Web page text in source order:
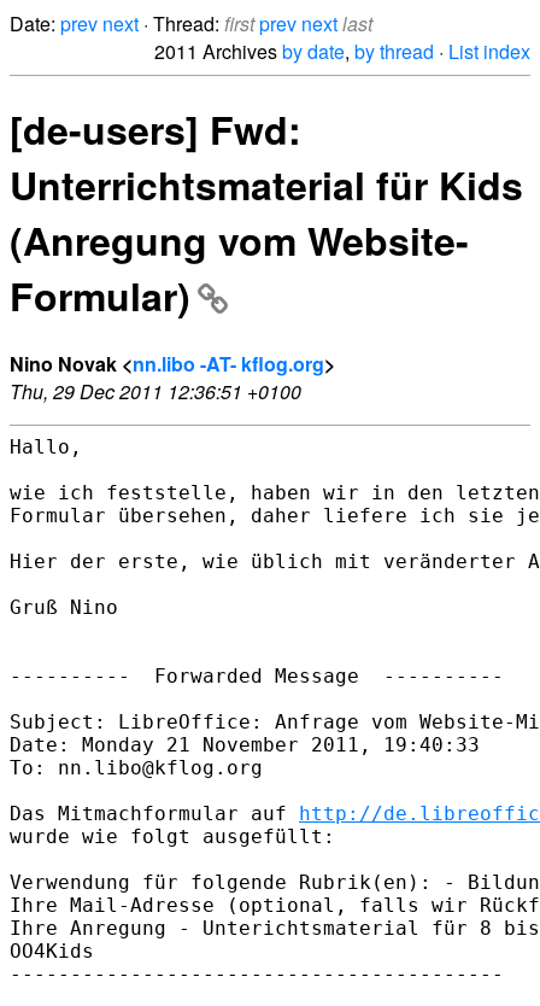
Date: prev next · Thread: firstprev nextlast
2011 Archivesby date, by thread · List index
[de-users] Fwd:
Unterrichtsmaterial für Kids
(Anregung vom Website-
Formular)
Nino Novak <nn.libo -AT- kflog.org>
Thu, 29 Dec 2011 12:36:51 +0100
Hallo,
wie ich feststelle, haben wir in den letzten
Formular übersehen, daher liefere ich sie
Hier der erste, wie üblich mit veränderter
Gruß Nino
----------  Forwarded Message  ----------
Subject: LibreOffice: Anfrage vom Website-
Date: Monday 21 November 2011, 19:40:33
To: nn.libo@kflog.org
Das Mitmachformular auf http://
wurde wie folgt ausgefüllt:
Verwendung für folgende Rubrik(en): -
Ihre Mail-Adresse (optional, falls wir
Ihre Anregung - Unterichtsmaterial für 8
OO4Kids
-----------------------------------------